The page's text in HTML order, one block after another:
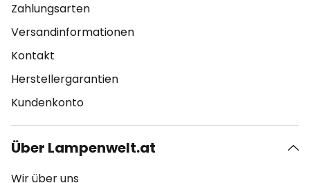
Zahlungsarten
Versandinformationen
Kontakt
Herstellergarantien
Kundenkonto
Über Lampenwelt.at
Wir über uns